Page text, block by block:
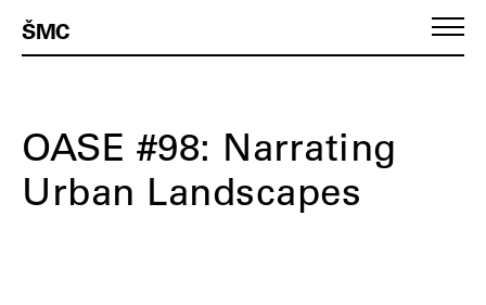
ŠMC
OASE #98: Narrating
Urban Landscapes